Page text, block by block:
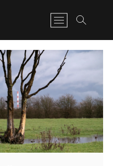
M
e
n
u
u
t
o
n